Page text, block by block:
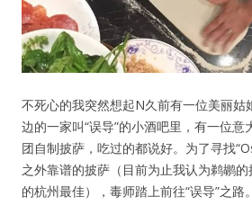
用户名或Email
不死心的我突然想起N久前有一位美丽姑
边的一家叫“误导”的小酒吧里，有一位
团自制披萨，吃过的都说好。为了寻找
之外靠谱的披萨（目前为止我认为鹈鹕
的杭州最佳），毒师踏上前往“误导”之路。